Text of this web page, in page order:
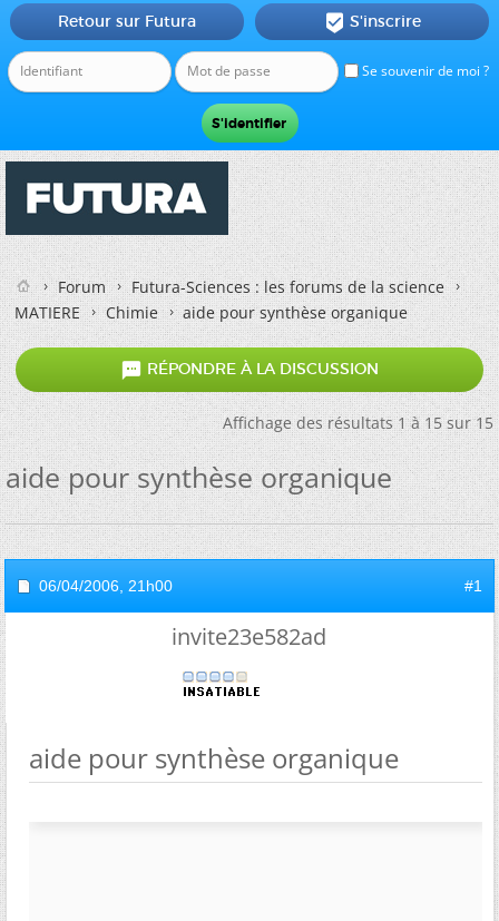
Se souvenir de moi ?
Retour sur Futura  S'inscrire
Forum
Futura-Sciences : les forums de la science
MATIERE
Chimie aide pour synthèse organique
 RÉPONDRE À LA DISCUSSION
Affichage des résultats 1 à 15 sur 15
aide pour synthèse organique
06/04/2006, 21h00 #1
invite23e582ad
aide pour synthèse organique